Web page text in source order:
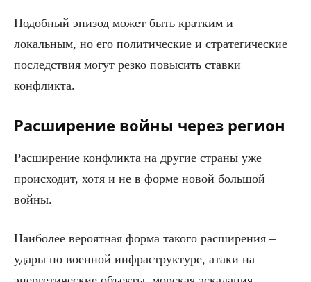
Подобный эпизод может быть кратким и
локальным, но его политические и стратегические
последствия могут резко повысить ставки
конфликта.
Расширение войны через регион
Расширение конфликта на другие страны уже
происходит, хотя и не в форме новой большой
войны.
Наиболее вероятная форма такого расширения –
удары по военной инфраструктуре, атаки на